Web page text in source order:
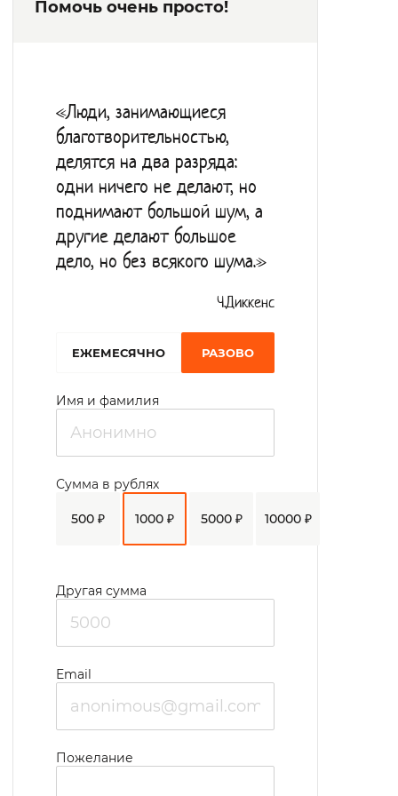
за настольными играми, общаются со
Помочь очень просто!
«Люди, занимающиеся
благотворительностью,
делятся на два разряда:
одни ничего не делают, но
поднимают большой шум, а
другие делают большое
дело, но без всякого шума.»
Ч.Диккенс
EЖЕМЕСЯЧНО РАЗОВО
Имя и фамилия
500 ₽ 1000 ₽ 5000 ₽ 10000 ₽
Сумма в рублях
Другая сумма
Email
Пожелание